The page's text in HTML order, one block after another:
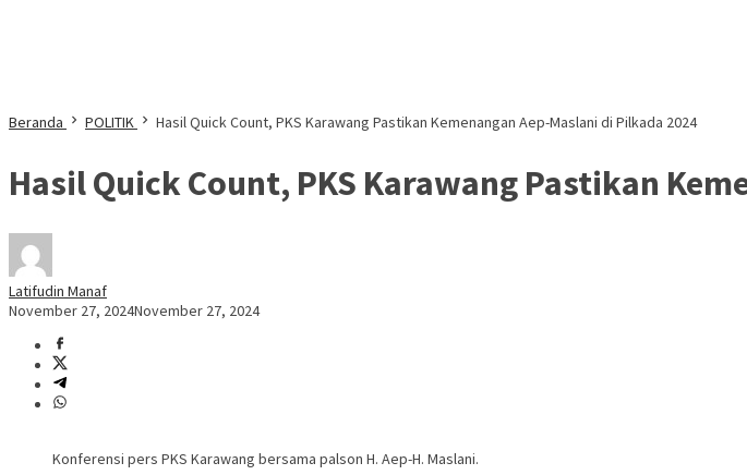
Beranda POLITIK Hasil Quick Count, PKS Karawang Pastikan Kemenangan Aep-Maslani di Pilkada 2024
Hasil Quick Count, PKS Karawang Pastikan
Latifudin Manaf
November 27, 2024November 27, 2024
Konferensi pers PKS Karawang bersama palson H. Aep-H. Maslani.